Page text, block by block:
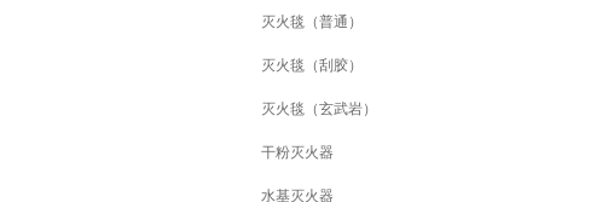
灭火毯（普通）
灭火毯（刮胶）
灭火毯（玄武岩）
干粉灭火器
水基灭火器